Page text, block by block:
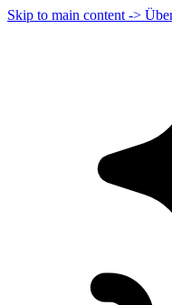
Skip to main content ->